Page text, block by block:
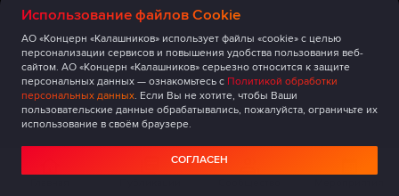
Использование файлов Cookie
АО «Концерн «Калашников» использует файлы «cookie» с целью
персонализации сервисов и повышения удобства пользования веб-
сайтом. АО «Концерн «Калашников» серьезно относится к защите
персональных данных — ознакомьтесь с Политикой обработки
персональных данных. Если Вы не хотите, чтобы Ваши
пользовательские данные обрабатывались, пожалуйста, ограничьте их
использование в своём браузере.
СОГЛАСЕН